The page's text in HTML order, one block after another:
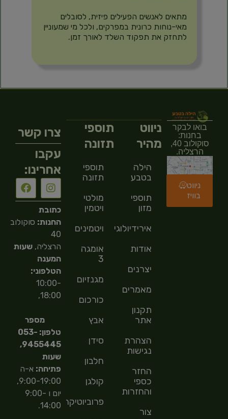
מתאים לאנשים הפעילים פיזית, לסובלים
מאי-נוחות כרונית במפרקים, ולכל מי שמעוניין
לתחזק את תפקוד השלד לאורך זמן.
בואו לבקר
בחנות:
סוקולוב 40,
הרצליה.
ניווט
בוויז
ניווט
מהיר
הילה
בטבע
תוספי
מזון
אירידיולוגיה
אודות
יצרנים
מאמרים
תקנון
אתר
הצהרת
נגישות
החזר
כספי
והחזרות
צור
תוספי
תזונה
תוספי
תזונה
מולטי
ויטמין
ויטמינים
אומגה
3
מגנזיום
כורכום
אבץ
סידן
חלבון
קולגן
פרוביוטיקה
צרו קשר
עקבו
אחרינו:
כתובת
החנות: סוקולוב
40
הרצליה,שעות
המענה
הטלפוני:
10:00-
18:00,
מספר
טלפון: 053-
9455445,
שעות
פתיחה: א-ה
9:00-19:00,
יום ו 9:00-
14:00.